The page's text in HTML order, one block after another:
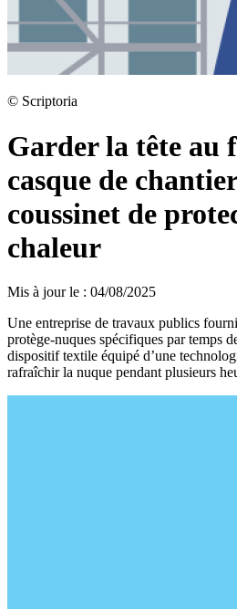
© Scriptoria
Garder la tête au
casque de
coussinet de
chaleur
Mis à jour le : 04/08/2025
Une entreprise de travaux publics
protège-nuques spécifiques par temps
dispositif textile équipé d’une
rafraîchir la nuque pendant plusieurs